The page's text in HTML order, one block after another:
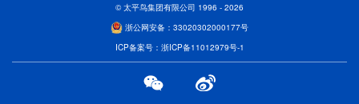
© 太平鸟集团有限公司 1996 - 2026
浙公网安备：33020302000177号
ICP备案号：浙ICP备11012979号-1